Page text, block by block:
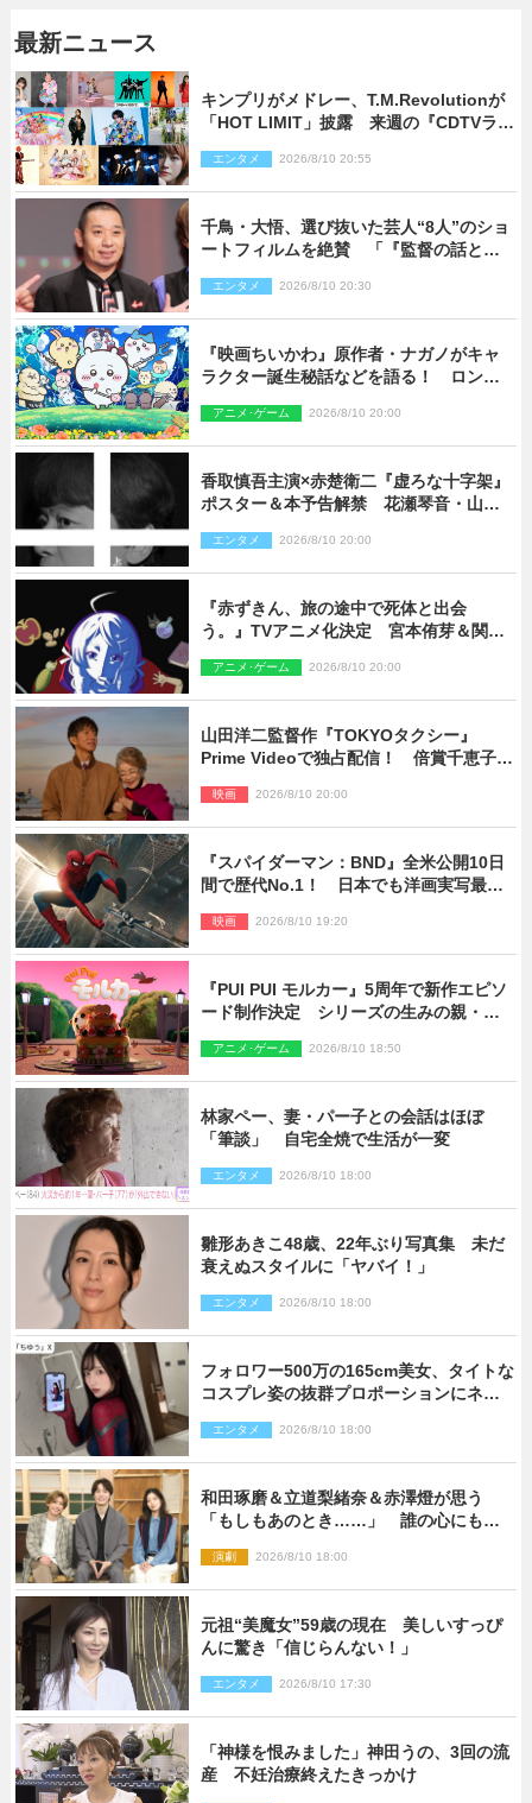
最新ニュース
キンプリがメドレー、T.M.Revolutionが
「HOT LIMIT」披露 来週の『CDTVライ
エンタメ 2026/8/10 20:55
千鳥・大悟、選び抜いた芸人“8人”のショ
ートフィルムを絶賛 「『監督の話とか
した」
エンタメ 2026/8/10 20:30
『映画ちいかわ』原作者・ナガノがキャ
ラクター誕生秘話などを語る！ ロング
アニメ･ゲーム 2026/8/10 20:00
香取慎吾主演×赤楚衛二『虚ろな十字架』
ポスター＆本予告解禁 花瀬琴音・山中
エンタメ 2026/8/10 20:00
『赤ずきん、旅の途中で死体と出会
う。』TVアニメ化決定 宮本侑芽＆関根
アニメ･ゲーム 2026/8/10 20:00
山田洋二監督作『TOKYOタクシー』
Prime Videoで独占配信！ 倍賞千恵子×
映画 2026/8/10 20:00
『スパイダーマン：BND』全米公開10日
間で歴代No.1！ 日本でも洋画実写最速
映画 2026/8/10 19:20
『PUI PUI モルカー』5周年で新作エピソ
ード制作決定 シリーズの生みの親・見
アニメ･ゲーム 2026/8/10 18:50
林家ペー、妻・パー子との会話はほぼ
「筆談」 自宅全焼で生活が一変
エンタメ 2026/8/10 18:00
雛形あきこ48歳、22年ぶり写真集 未だ
衰えぬスタイルに「ヤバイ！」
エンタメ 2026/8/10 18:00
フォロワー500万の165cm美女、タイトな
コスプレ姿の抜群プロポーションにネッ
エンタメ 2026/8/10 18:00
和田琢磨＆立道梨緒奈＆赤澤燈が思う
「もしもあのとき……」 誰の心にもあ
思い
演劇 2026/8/10 18:00
元祖“美魔女”59歳の現在 美しいすっぴ
んに驚き「信じらんない！」
エンタメ 2026/8/10 17:30
「神様を恨みました」神田うの、3回の流
産 不妊治療終えたきっかけ